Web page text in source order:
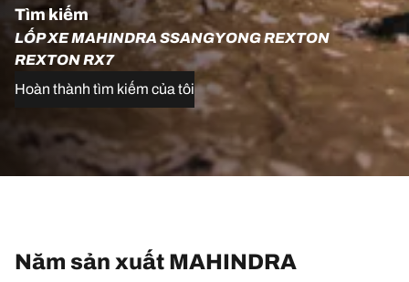
Tìm kiếm
LỐP XE MAHINDRA SSANGYONG REXTON
REXTON RX7
Hoàn thành tìm kiếm của tôi
Năm sản xuất MAHINDRA